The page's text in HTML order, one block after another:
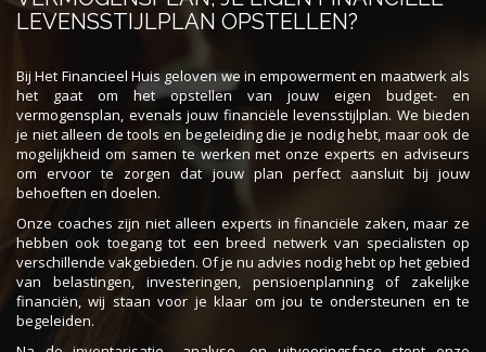
LEVENSSTIJLPLAN OPSTELLEN?
Bij Het Financieel Huis geloven we in empowerment en maatwerk als
het gaat om het opstellen van jouw eigen budget- en
vermogensplan, evenals jouw financiële levensstijlplan. We bieden
je niet alleen de tools en begeleiding die je nodig hebt, maar ook de
mogelijkheid om samen te werken met onze experts en adviseurs
om ervoor te zorgen dat jouw plan perfect aansluit bij jouw
behoeften en doelen.
Onze coaches zijn niet alleen experts in financiële zaken, maar ze
hebben ook toegang tot een breed netwerk van specialisten op
verschillende vakgebieden. Of je nu advies nodig hebt op het gebied
van belastingen, investeringen, pensioenplanning of zakelijke
financiën, wij staan voor je klaar om jou te ondersteunen en te
begeleiden.